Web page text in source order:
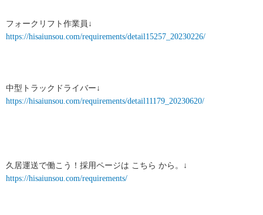
フォークリフト作業員↓
https://hisaiunsou.com/requirements/detail15257_20230226/
中型トラックドライバー↓
https://hisaiunsou.com/requirements/detail11179_20230620/
久居運送で働こう！採用ページは こちら から。↓
https://hisaiunsou.com/requirements/